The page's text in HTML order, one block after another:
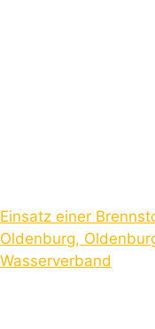
Einsatz einer
Oldenburg,
Wasserverband